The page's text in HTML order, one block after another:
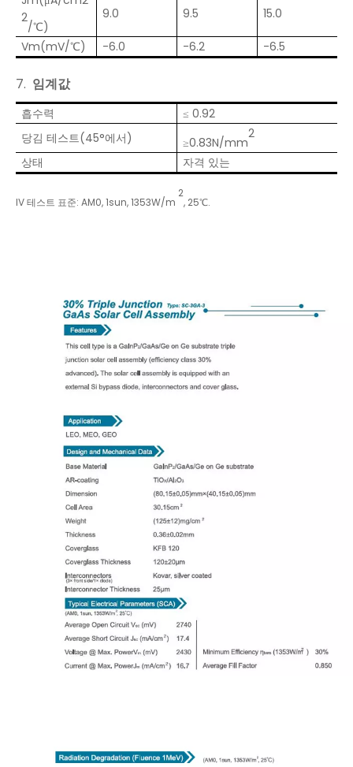
2
/℃)
9.0 9.5 15.0
Vm(mV/℃) -6.0 -6.2 -6.5
7. 임계값
흡수력
≤ 0.92
당김 테스트(45°에서)
≥0.83N/mm
2
상태
자격 있는
IV 테스트 표준: AM0, 1sun, 1353W/m
2
, 25℃.